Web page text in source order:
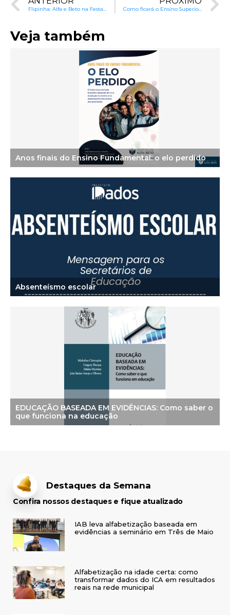
Flipinha: Alfa e Beto na Festa Literária de Paraty Como ficará o Ensino Superior com o novo governo?
Veja também
Anos finais do Ensino Fundamental: o elo perdido
Absenteísmo escolar
EDUCAÇÃO BASEADA EM EVIDÊNCIAS: Como saber o
que funciona na educação
Destaques da Semana
Confira nossos destaques e fique atualizado
IAB leva alfabetização baseada em
evidências a seminário em Três de Maio
Alfabetização na idade certa: como
transformar dados do ICA em resultados
reais na rede municipal